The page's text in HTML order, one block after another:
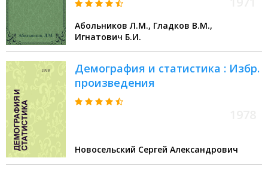
Абольников Л.М., Гладков В.М.,
Игнатович Б.И.
Демография и статистика : Избр.
произведения
Новосельский Сергей Александрович